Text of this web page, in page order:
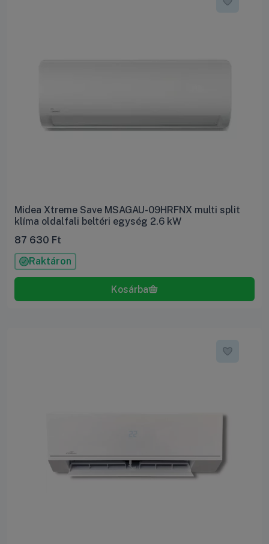
Midea Xtreme Save MSAGAU-09HRFNX multi split
klíma oldalfali beltéri egység 2.6 kW
87 630 Ft
Raktáron